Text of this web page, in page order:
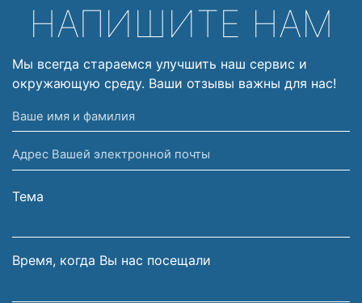
НАПИШИТЕ НАМ
Мы всегда стараемся улучшить наш сервис и
окружающую среду. Ваши отзывы важны для нас!
Ваше
имя
и
фамилия
Адрес
Вашей
электронной
Тема
Время, когда Вы нас посещали